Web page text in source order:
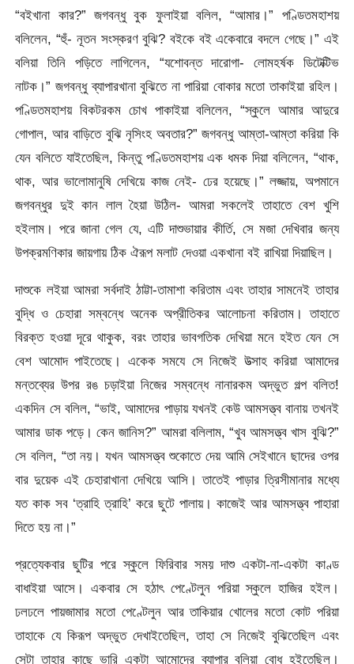
“বইখানা কার?” জগবন্ধু বুক ফুলাইয়া বলিল, “আমার।” পণ্ডিতমহাশয়
বলিলেন, “হুঁ- নূতন সংস্করণ বুঝি? বইকে বই একেবারে বদলে গেছে।” এই
বলিয়া তিনি পড়িতে লাগিলেন, “যশোবন্ত দারোগা- লোমহর্ষক ডিটেক্টিভ
নাটক।” জগবন্ধু ব্যাপারখানা বুঝিতে না পারিয়া বোকার মতো তাকাইয়া রহিল।
পণ্ডিতমহাশয় বিকটরকম চোখ পাকাইয়া বলিলেন, “স্কুলে আমার আদুরে
গোপাল, আর বাড়িতে বুঝি নৃসিংহ অবতার?” জগবন্ধু আম্তা-আম্তা করিয়া কি
যেন বলিতে যাইতেছিল, কিন্তু পণ্ডিতমহাশয় এক ধমক দিয়া বলিলেন, “থাক,
থাক, আর ভালোমানুষি দেখিয়ে কাজ নেই- ঢের হয়েছে।” লজ্জায়, অপমানে
জগবন্ধুর দুই কান লাল হৈয়া উঠিল- আমরা সকলেই তাহাতে বেশ খুশি
হইলাম। পরে জানা গেল যে, এটি দাশুভায়ার কীর্তি, সে মজা দেখিবার জন্য
উপক্রমণিকার জায়গায় ঠিক ঐরূপ মলাট দেওয়া একখানা বই রাখিয়া দিয়াছিল।
দাশুকে লইয়া আমরা সর্বদাই ঠাট্টা-তামাশা করিতাম এবং তাহার সামনেই তাহার
বুদ্ধি ও চেহারা সম্বন্ধে অনেক অপ্রীতিকর আলোচনা করিতাম। তাহাতে
বিরক্ত হওয়া দূরে থাকুক, বরং তাহার ভাবগতিক দেখিয়া মনে হইত যেন সে
বেশ আমোদ পাইতেছে। একেক সমযে সে নিজেই উত্সাহ করিয়া আমাদের
মন্তব্যের উপর রঙ চড়াইয়া নিজের সম্বন্ধে নানারকম অদ্ভুত গল্প বলিত!
একদিন সে বলিল, “ভাই, আমাদের পাড়ায় যখনই কেউ আমসত্ত্ব বানায় তখনই
আমার ডাক পড়ে। কেন জানিস?” আমরা বলিলাম, “খুব আমসত্ত্ব খাস বুঝি?”
সে বলিল, “তা নয়। যখন আমসত্ত্ব শুকোতে দেয় আমি সেইখানে ছাদের ওপর
বার দুয়েক এই চেহারাখানা দেখিয়ে আসি। তাতেই পাড়ার ত্রিসীমানার মধ্যে
যত কাক সব ‘ত্রাহি ত্রাহি’ করে ছুটে পালায়। কাজেই আর আমসত্ত্ব পাহারা
দিতে হয় না।”
প্রত্যেকবার ছুটির পরে স্কুলে ফিরিবার সময় দাশু একটা-না-একটা কাণ্ড
বাধাইয়া আসে। একবার সে হঠাৎ পেণ্টেলুন পরিয়া স্কুলে হাজির হইল।
ঢলঢলে পায়জামার মতো পেণ্টেলুন আর তাকিয়ার খোলের মতো কোট পরিয়া
তাহাকে যে কিরূপ অদ্ভুত দেখাইতেছিল, তাহা সে নিজেই বুঝিতেছিল এবং
সেটা তাহার কাছে ভারি একটা আমোদের ব্যাপার বলিয়া বোধ হইতেছিল।